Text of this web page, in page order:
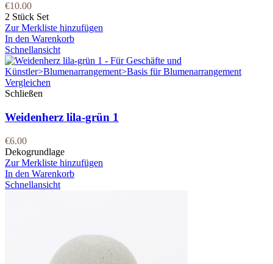
€10.00
2 Stück Set
Zur Merkliste hinzufügen
In den Warenkorb
Schnellansicht
Vergleichen
Schließen
Weidenherz lila-grün 1
€6.00
Dekogrundlage
Zur Merkliste hinzufügen
In den Warenkorb
Schnellansicht